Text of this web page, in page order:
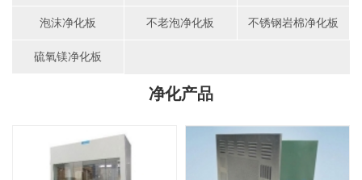
泡沫净化板 不老泡净化板 不锈钢岩棉净化板
硫氧镁净化板
净化产品